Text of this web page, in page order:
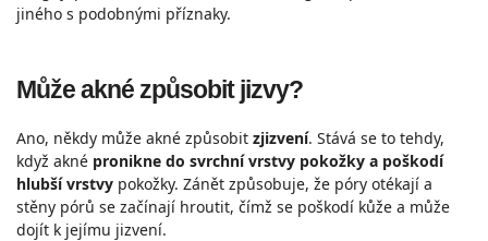
jiného s podobnými příznaky.
Může akné způsobit jizvy?
Ano, někdy může akné způsobit zjizvení. Stává se to tehdy,
když akné pronikne do svrchní vrstvy pokožky a poškodí
hlubší vrstvy pokožky. Zánět způsobuje, že póry otékají a
stěny pórů se začínají hroutit, čímž se poškodí kůže a může
dojít k jejímu jizvení.